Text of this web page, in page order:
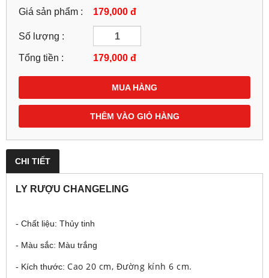
Giá sản phẩm : 179,000 đ
Số lượng :
Tổng tiền : 179,000 đ
MUA HÀNG
THÊM VÀO GIỎ HÀNG
CHI TIẾT
LY RƯỢU CHANGELING
- Chất liệu: Thủy tinh
- Màu sắc: Màu trắng
- Kích thước: Cao 20 cm, Đường kính 6 cm.